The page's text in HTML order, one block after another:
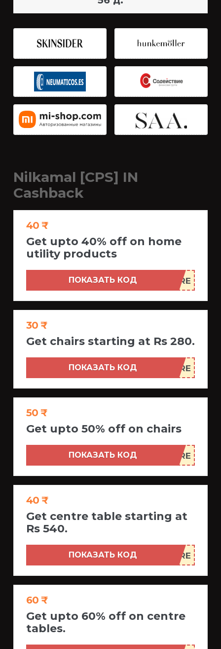
Nilkamal [CPS] IN
Cashback
40 ₹
Get upto 40% off on home
utility products
ПОКАЗАТЬ КОД
30 ₹
Get chairs starting at Rs 280.
ПОКАЗАТЬ КОД
50 ₹
Get upto 50% off on chairs
ПОКАЗАТЬ КОД
40 ₹
Get centre table starting at
Rs 540.
ПОКАЗАТЬ КОД
60 ₹
Get upto 60% off on centre
tables.